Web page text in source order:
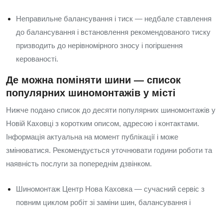
Неправильне балансування і тиск — недбале ставлення
до балансування і встановлення рекомендованого тиску
призводить до нерівномірного зносу і погіршення
керованості.
Де можна поміняти шини — список
популярних шиномонтажів у місті
Нижче подано список до десяти популярних шиномонтажів у
Новій Каховці з коротким описом, адресою і контактами.
Інформація актуальна на момент публікації і може
змінюватися. Рекомендується уточнювати години роботи та
наявність послуги за попереднім дзвінком.
Шиномонтаж Центр Нова Каховка — сучасний сервіс з
повним циклом робіт зі заміни шин, балансування і